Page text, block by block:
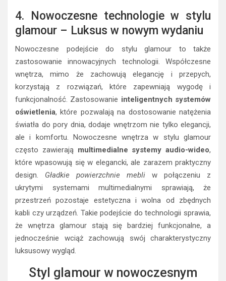
4. Nowoczesne technologie w stylu
glamour – Luksus w nowym wydaniu
Nowoczesne podejście do stylu glamour to także
zastosowanie innowacyjnych technologii. Współczesne
wnętrza, mimo że zachowują elegancję i przepych,
korzystają z rozwiązań, które zapewniają wygodę i
funkcjonalność. Zastosowanie inteligentnych systemów
oświetlenia, które pozwalają na dostosowanie natężenia
światła do pory dnia, dodaje wnętrzom nie tylko elegancji,
ale i komfortu. Nowoczesne wnętrza w stylu glamour
często zawierają multimedialne systemy audio-wideo,
które wpasowują się w elegancki, ale zarazem praktyczny
design. Gładkie powierzchnie mebli w połączeniu z
ukrytymi systemami multimedialnymi sprawiają, że
przestrzeń pozostaje estetyczna i wolna od zbędnych
kabli czy urządzeń. Takie podejście do technologii sprawia,
że wnętrza glamour stają się bardziej funkcjonalne, a
jednocześnie wciąż zachowują swój charakterystyczny
luksusowy wygląd.
Styl glamour w nowoczesnym